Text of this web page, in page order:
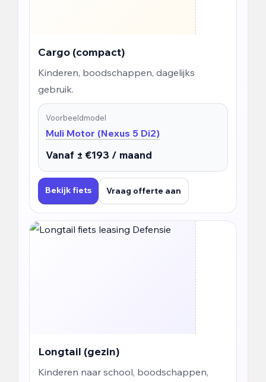
Cargo (compact)
Kinderen, boodschappen, dagelijks
gebruik.
Voorbeeldmodel
Muli Motor (Nexus 5 Di2)
Vanaf ± €193 / maand
Bekijk fiets Vraag offerte aan
Longtail (gezin)
Kinderen naar school, boodschappen,